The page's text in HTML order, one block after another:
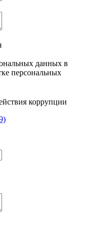
данных в
персональных
коррупции